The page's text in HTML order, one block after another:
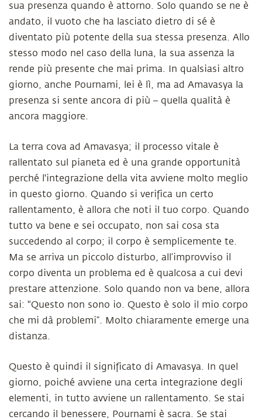
sua presenza quando è attorno. Solo quando se ne è
andato, il vuoto che ha lasciato dietro di sé è
diventato più potente della sua stessa presenza. Allo
stesso modo nel caso della luna, la sua assenza la
rende più presente che mai prima. In qualsiasi altro
giorno, anche Pournami, lei è lì, ma ad Amavasya la
presenza si sente ancora di più – quella qualità è
ancora maggiore.
La terra cova ad Amavasya; il processo vitale è
rallentato sul pianeta ed è una grande opportunità
perché l'integrazione della vita avviene molto meglio
in questo giorno. Quando si verifica un certo
rallentamento, è allora che noti il tuo corpo. Quando
tutto va bene e sei occupato, non sai cosa sta
succedendo al corpo; il corpo è semplicemente te.
Ma se arriva un piccolo disturbo, all’improvviso il
corpo diventa un problema ed è qualcosa a cui devi
prestare attenzione. Solo quando non va bene, allora
sai: "Questo non sono io. Questo è solo il mio corpo
che mi dà problemi”. Molto chiaramente emerge una
distanza.
Questo è quindi il significato di Amavasya. In quel
giorno, poiché avviene una certa integrazione degli
elementi, in tutto avviene un rallentamento. Se stai
cercando il benessere, Pournami è sacra. Se stai